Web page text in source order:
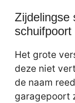
Zijdelingse
schuifpoort
Het grote
deze niet
de naam
garagepoort